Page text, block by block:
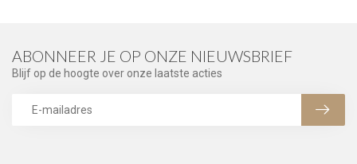
ABONNEER JE OP ONZE NIEUWSBRIEF
Blijf op de hoogte over onze laatste acties